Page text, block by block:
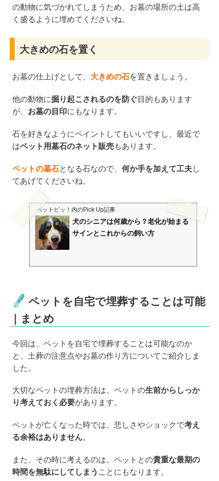
の動物に気づかれてしまうため、お墓の場所の土は高
く盛るように埋めてくださいね。
大きめの石を置く
お墓の仕上げとして、 大きめの石を置きましょう。
他の動物に掘り起こされるのを防ぐ 目的もあります
が、 お墓の目印にもなります。
石を好きなようにペイントしてもいいですし、最近で
はペット用墓石のネット販売もあります。
ペットの墓石となる石なので、 何か手を加えて工夫し
てあげてくださいね。
ペットピッ！ 内のPick Up記事
犬のシニアは何歳から？老化が始まる
サインとこれからの飼い方
ペットを自宅で埋葬することは可能
｜まとめ
今回は、ペットを自宅で埋葬することは可能なのか
と、土葬の注意点やお墓の作り方についてご紹介しま
した。
大切なペットの埋葬方法は、ペットの生前からしっか
り考えておく必要があります。
ペットが亡くなった時では、悲しさやショックで考え
る余裕はありません。
また、その時に考えるのは、ペットとの貴重な最期の
時間を無駄にしてしまう ことにもなります。